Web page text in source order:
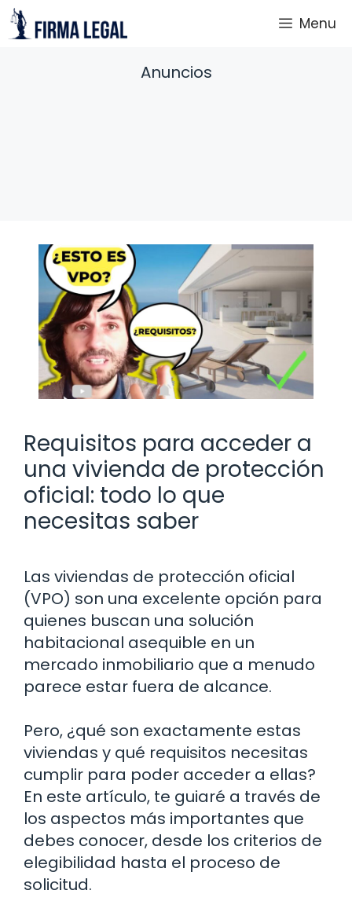
Saltar
al
Menu
Anuncios
Requisitos para acceder a
una vivienda de protección
oficial: todo lo que
necesitas saber
Las viviendas de protección oficial
(VPO) son una excelente opción para
quienes buscan una solución
habitacional asequible en un
mercado inmobiliario que a menudo
parece estar fuera de alcance.
Pero, ¿qué son exactamente estas
viviendas y qué requisitos necesitas
cumplir para poder acceder a ellas?
En este artículo, te guiaré a través de
los aspectos más importantes que
debes conocer, desde los criterios de
elegibilidad hasta el proceso de
solicitud.